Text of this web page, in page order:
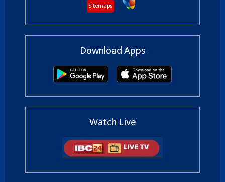
Sitemaps
Download Apps
Watch Live